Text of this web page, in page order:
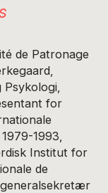
de Patronage
for
1993,
Institut for
de
generalsekretær